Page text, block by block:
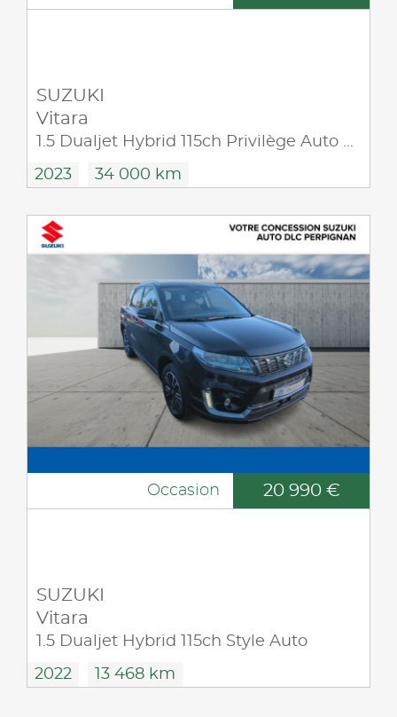
SUZUKI
Vitara
1.5 Dualjet Hybrid 115ch Privilège Auto Allgrip MY24
2023 34 000 km
Occasion 20 990 €
SUZUKI
Vitara
1.5 Dualjet Hybrid 115ch Style Auto
2022 13 468 km